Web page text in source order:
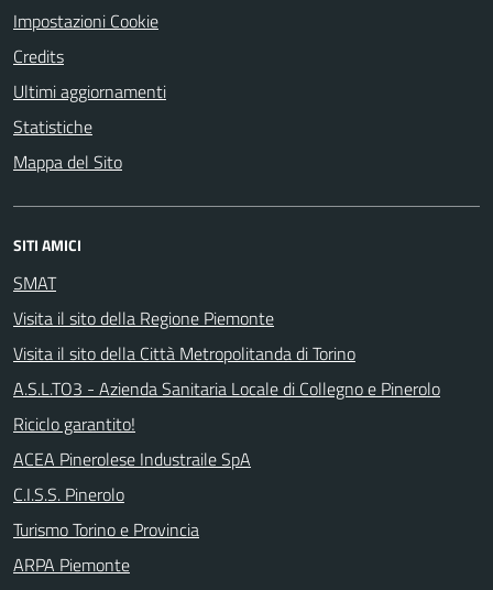
Impostazioni Cookie
Credits
Ultimi aggiornamenti
Statistiche
Mappa del Sito
SITI AMICI
SMAT
Visita il sito della Regione Piemonte
Visita il sito della Città Metropolitanda di Torino
A.S.L.TO3 - Azienda Sanitaria Locale di Collegno e Pinerolo
Riciclo garantito!
ACEA Pinerolese Industraile SpA
C.I.S.S. Pinerolo
Turismo Torino e Provincia
ARPA Piemonte